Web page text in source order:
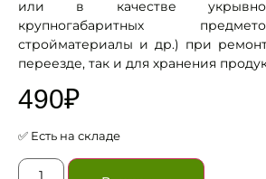
или в качестве
крупногабаритных
стройматериалы и др.) при
переезде, так и для хранения
490₽
✅ Есть на складе